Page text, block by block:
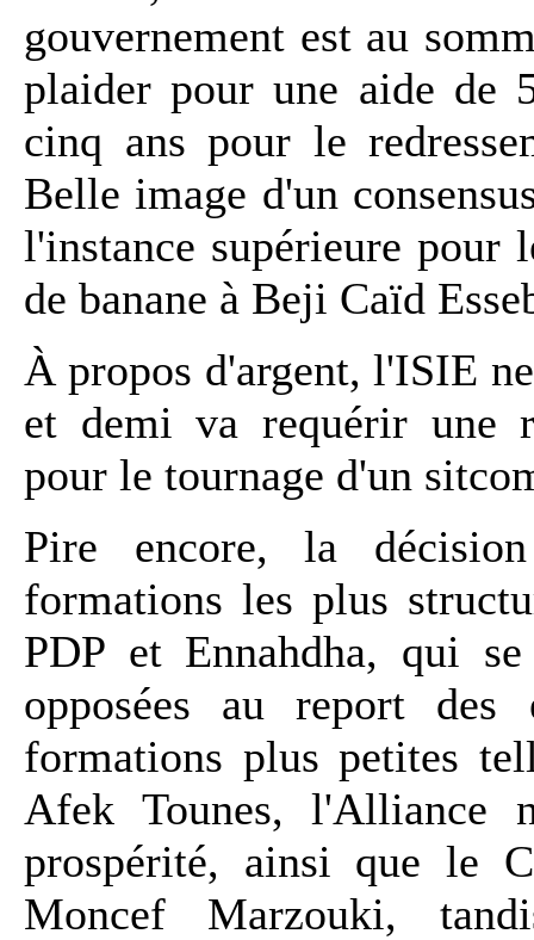
gouvernement est au
plaider pour une aide de
cinq ans pour le
Belle image d'un
l'instance supérieure pour
de banane à Beji Caïd
À propos d'argent, l'ISIE
et demi va requérir une
pour le tournage d'un
Pire encore, la
formations les plus
PDP et Ennahdha, qui
opposées au report des
formations plus petites
Afek Tounes, l'Alliance
prospérité, ainsi que le
Moncef Marzouki,